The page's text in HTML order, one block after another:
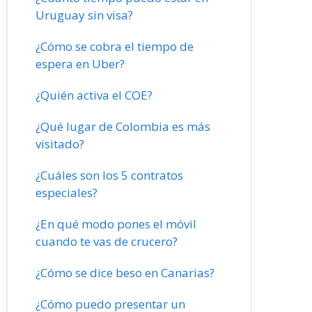
Uruguay sin visa?
¿Cómo se cobra el tiempo de
espera en Uber?
¿Quién activa el COE?
¿Qué lugar de Colombia es más
visitado?
¿Cuáles son los 5 contratos
especiales?
¿En qué modo pones el móvil
cuando te vas de crucero?
¿Cómo se dice beso en Canarias?
¿Cómo puedo presentar un